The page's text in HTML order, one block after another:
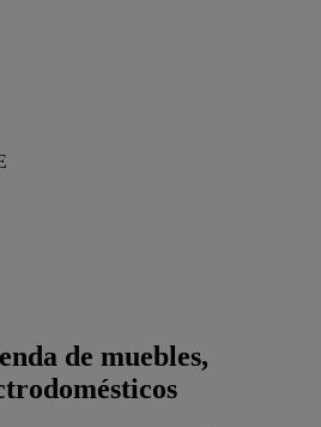
de muebles,